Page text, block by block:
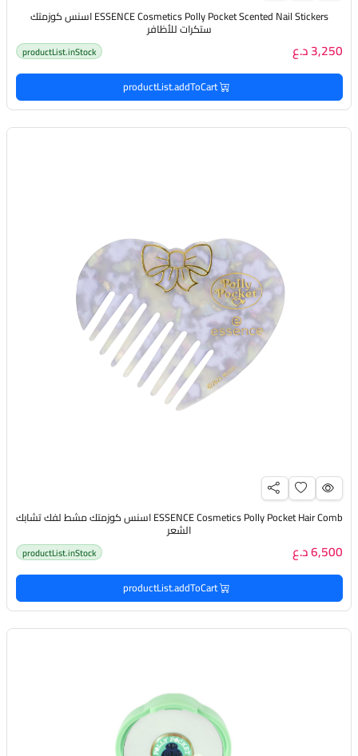
ESSENCE Cosmetics Polly Pocket Scented Nail Stickers اسنس كوزمتك
ستكرات للأظافر
3,250 د.ع productList.inStock
productList.addToCart
ESSENCE Cosmetics Polly Pocket Hair Comb اسنس كوزمتك مشط لفك تشابك
الشعر
6,500 د.ع productList.inStock
productList.addToCart